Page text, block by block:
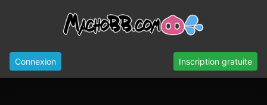
Connexion Inscription gratuite